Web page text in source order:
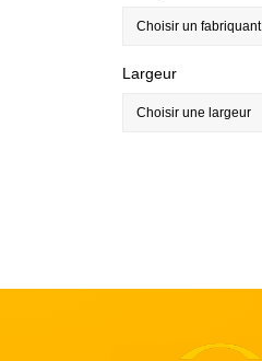
Choisir un fabriquant
Largeur
Choisir une largeur